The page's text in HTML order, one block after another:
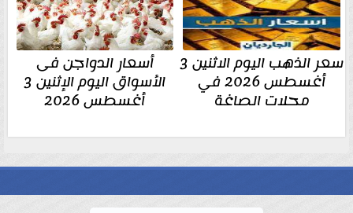
سعر الذهب اليوم الاثنين 3
أغسطس 2026 في
محلات الصاغة
أسعار الدواجن فى
الأسواق اليوم الإثنين 3
أغسطس 2026